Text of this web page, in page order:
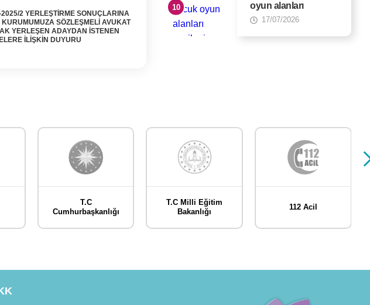
oyun alanları
yenileniyor
17/07/2026
2025/2 YERLEŞTİRME SONUÇLARINA
KURUMUMUZA SÖZLEŞMELİ AVUKAT
YERLEŞEN ADAYDAN İSTENEN
İLİŞKİN DUYURU
T.C
Cumhurbaşkanlığı
T.C Milli Eğitim
Bakanlığı
112 Acil